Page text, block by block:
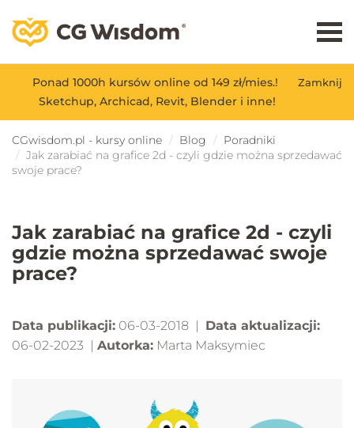
Zamknij
Ponad 1000h kursów online od 149 zł/mies.!
Sketchup, Archicad, Revit, Blender i inne!
CGwisdom.pl - kursy online Blog
Poradniki
Jak zarabiać na grafice 2d - czyli gdzie można sprzedawać
swoje prace?
Jak zarabiać na grafice 2d - czyli
gdzie można sprzedawać swoje
prace?
Data publikacji: 06-03-2018 | Data aktualizacji:
06-02-2023 | Autorka: Marta Maksymiec